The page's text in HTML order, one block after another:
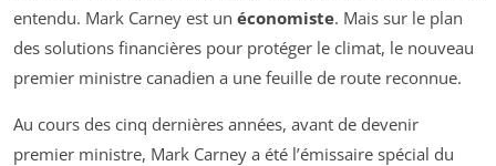
entendu. Mark Carney est un économiste. Mais sur le plan
des solutions financières pour protéger le climat, le nouveau
premier ministre canadien a une feuille de route reconnue.
Au cours des cinq dernières années, avant de devenir
premier ministre, Mark Carney a été l’émissaire spécial du